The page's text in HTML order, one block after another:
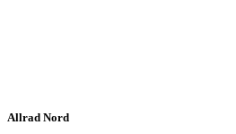
Allrad Nord